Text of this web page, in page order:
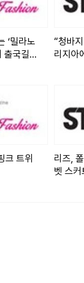
옆라인을 따라 이
했다. 여기에 체
는 디테일에서도
를 주었으며, 블랙
치의 조화가 돋보
‘밀라노
출국길에
“청바
리지아
크 트위
리즈,
벳 스커